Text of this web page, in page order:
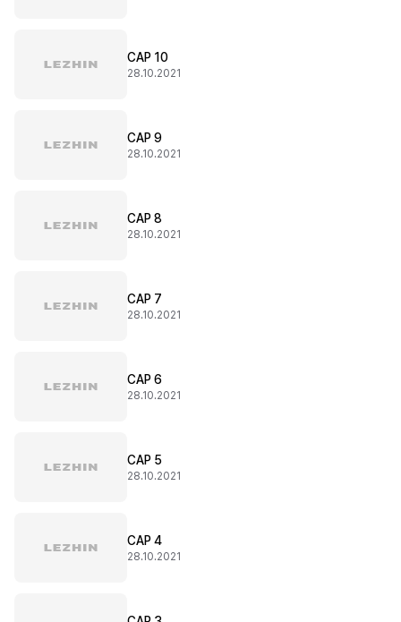
CAP 10
28.10.2021
CAP 9
28.10.2021
CAP 8
28.10.2021
CAP 7
28.10.2021
CAP 6
28.10.2021
CAP 5
28.10.2021
CAP 4
28.10.2021